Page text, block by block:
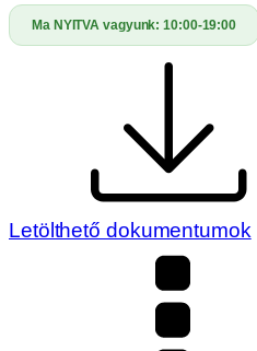
Ma NYITVA vagyunk:10:00-19:00
Letölthető dokumentumok